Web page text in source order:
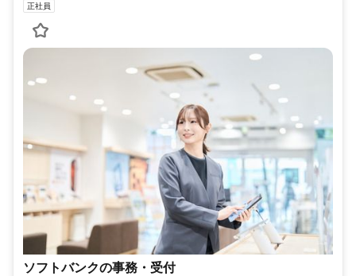
正社員
ソフトバンクの事務・受付